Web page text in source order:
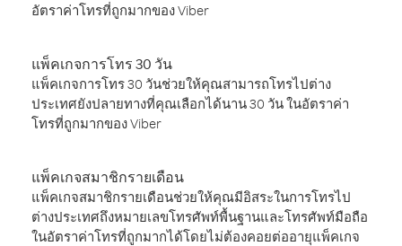
อัตราค่าโทรที่ถูกมากของ Viber
แพ็คเกจการโทร 30 วัน
แพ็คเกจการโทร 30 วันช่วยให้คุณสามารถโทรไปต่าง
ประเทศยังปลายทางที่คุณเลือกได้นาน 30 วัน ในอัตราค่า
โทรที่ถูกมากของ Viber
แพ็คเกจสมาชิกรายเดือน
แพ็คเกจสมาชิกรายเดือนช่วยให้คุณมีอิสระในการโทรไป
ต่างประเทศถึงหมายเลขโทรศัพท์พื้นฐานและโทรศัพท์มือถือ
ในอัตราค่าโทรที่ถูกมากได้โดยไม่ต้องคอยต่ออายุแพ็คเกจ